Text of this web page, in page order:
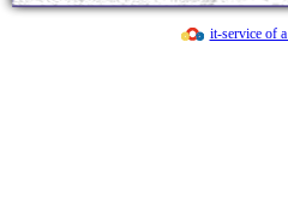
it-service of